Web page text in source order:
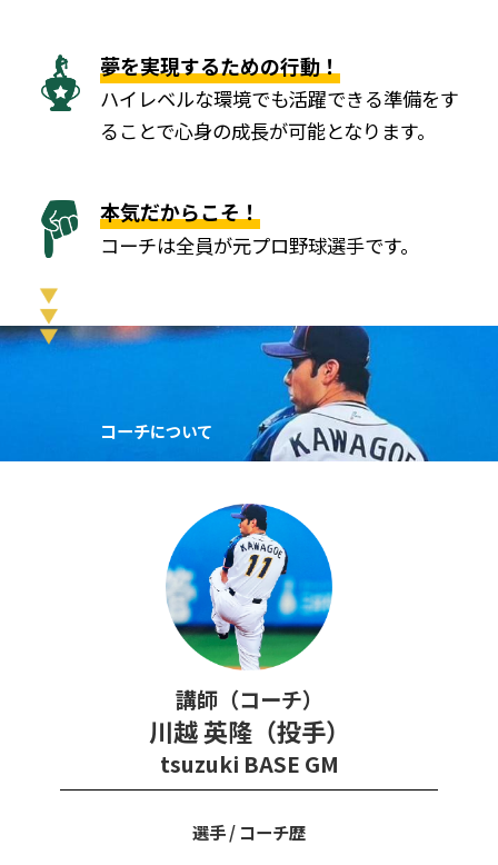
夢を実現するための行動！
ハイレベルな環境でも活躍できる準備をす
ることで心身の成長が可能となります。
本気だからこそ！
コーチは全員が元プロ野球選手です。
コーチについて
講師（コーチ）
川越 英隆（投手）
tsuzuki BASE GM
選手 / コーチ歴